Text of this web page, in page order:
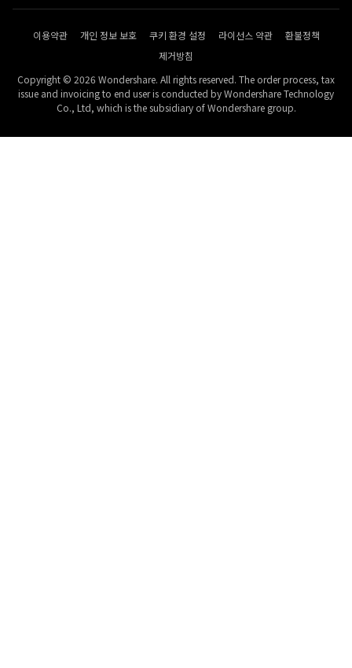
이용약관 개인 정보 보호 쿠키 환경 설정 라이선스 약관
환불정책
제거방침
Copyright © 2026 Wondershare. All rights reserved. The order process, tax
issue and invoicing to end user is conducted by Wondershare Technology
Co., Ltd, which is the subsidiary of Wondershare group.